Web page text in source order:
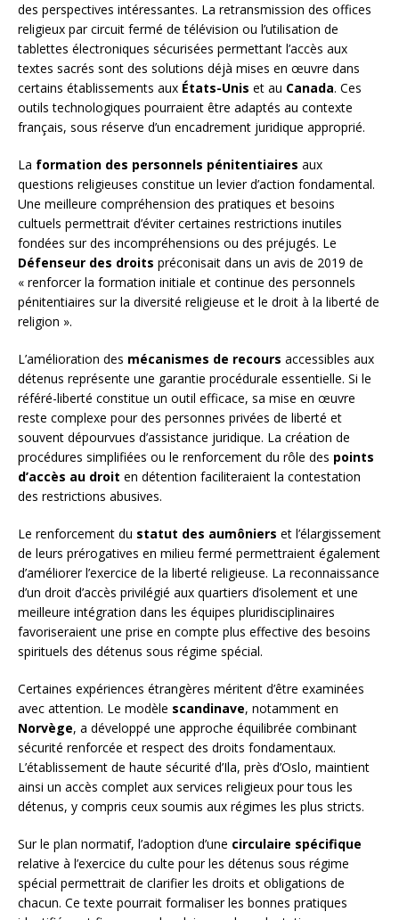
des perspectives intéressantes. La retransmission des offices
religieux par circuit fermé de télévision ou l’utilisation de
tablettes électroniques sécurisées permettant l’accès aux
textes sacrés sont des solutions déjà mises en œuvre dans
certains établissements aux États-Unis et au Canada. Ces
outils technologiques pourraient être adaptés au contexte
français, sous réserve d’un encadrement juridique approprié.
La formation des personnels pénitentiaires aux
questions religieuses constitue un levier d’action fondamental.
Une meilleure compréhension des pratiques et besoins
cultuels permettrait d’éviter certaines restrictions inutiles
fondées sur des incompréhensions ou des préjugés. Le
Défenseur des droits préconisait dans un avis de 2019 de
« renforcer la formation initiale et continue des personnels
pénitentiaires sur la diversité religieuse et le droit à la liberté de
religion ».
L’amélioration des mécanismes de recours accessibles aux
détenus représente une garantie procédurale essentielle. Si le
référé-liberté constitue un outil efficace, sa mise en œuvre
reste complexe pour des personnes privées de liberté et
souvent dépourvues d’assistance juridique. La création de
procédures simplifiées ou le renforcement du rôle des points
d’accès au droit en détention faciliteraient la contestation
des restrictions abusives.
Le renforcement du statut des aumôniers et l’élargissement
de leurs prérogatives en milieu fermé permettraient également
d’améliorer l’exercice de la liberté religieuse. La reconnaissance
d’un droit d’accès privilégié aux quartiers d’isolement et une
meilleure intégration dans les équipes pluridisciplinaires
favoriseraient une prise en compte plus effective des besoins
spirituels des détenus sous régime spécial.
Certaines expériences étrangères méritent d’être examinées
avec attention. Le modèle scandinave, notamment en
Norvège, a développé une approche équilibrée combinant
sécurité renforcée et respect des droits fondamentaux.
L’établissement de haute sécurité d’Ila, près d’Oslo, maintient
ainsi un accès complet aux services religieux pour tous les
détenus, y compris ceux soumis aux régimes les plus stricts.
Sur le plan normatif, l’adoption d’une circulaire spécifique
relative à l’exercice du culte pour les détenus sous régime
spécial permettrait de clarifier les droits et obligations de
chacun. Ce texte pourrait formaliser les bonnes pratiques